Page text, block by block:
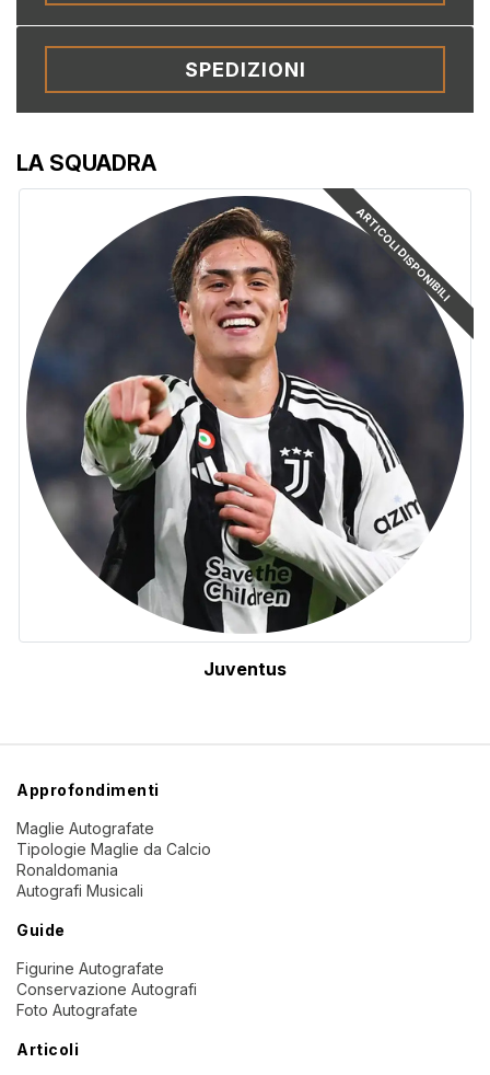
LA SQUADRA
ARTICOLI DISPONIBILI
Juventus
SPEDIZIONI
Approfondimenti
Maglie Autografate
Tipologie Maglie da Calcio
Ronaldomania
Autografi Musicali
Guide
Figurine Autografate
Conservazione Autografi
Foto Autografate
Articoli